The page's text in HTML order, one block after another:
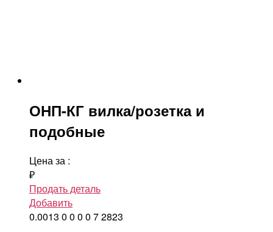
ОНП-КГ вилка/розетка и
подобные
Цена за :
₽
Продать деталь
Добавить
0.0013 0 0 0 0 72823